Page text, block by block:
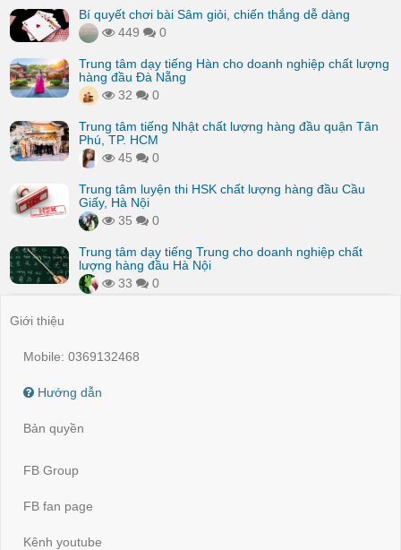
Bí quyết chơi bài Sâm giỏi, chiến thắng dễ dàng
449
0
Trung tâm dạy tiếng Hàn cho doanh nghiệp chất lượng
hàng đầu Đà Nẵng
32
0
Trung tâm tiếng Nhật chất lượng hàng đầu quận Tân
Phú, TP. HCM
45
0
Trung tâm luyện thi HSK chất lượng hàng đầu Cầu
Giấy, Hà Nội
35
0
Trung tâm dạy tiếng Trung cho doanh nghiệp chất
lượng hàng đầu Hà Nội
33
0
Giới thiệu
Mobile: 0369132468
Hướng dẫn
Bản quyền
FB Group
FB fan page
Kênh youtube